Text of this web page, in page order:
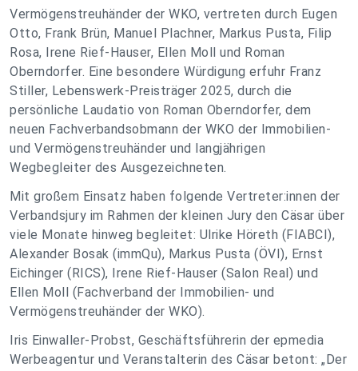
Vermögenstreuhänder der WKO, vertreten durch Eugen
Otto, Frank Brün, Manuel Plachner, Markus Pusta, Filip
Rosa, Irene Rief-Hauser, Ellen Moll und Roman
Oberndorfer. Eine besondere Würdigung erfuhr Franz
Stiller, Lebenswerk-Preisträger 2025, durch die
persönliche Laudatio von Roman Oberndorfer, dem
neuen Fachverbandsobmann der WKO der Immobilien-
und Vermögenstreuhänder und langjährigen
Wegbegleiter des Ausgezeichneten.
Mit großem Einsatz haben folgende Vertreter:innen der
Verbandsjury im Rahmen der kleinen Jury den Cäsar über
viele Monate hinweg begleitet: Ulrike Höreth (FIABCI),
Alexander Bosak (immQu), Markus Pusta (ÖVI), Ernst
Eichinger (RICS), Irene Rief-Hauser (Salon Real) und
Ellen Moll (Fachverband der Immobilien- und
Vermögenstreuhänder der WKO).
Iris Einwaller-Probst, Geschäftsführerin der epmedia
Werbeagentur und Veranstalterin des Cäsar betont: „Der